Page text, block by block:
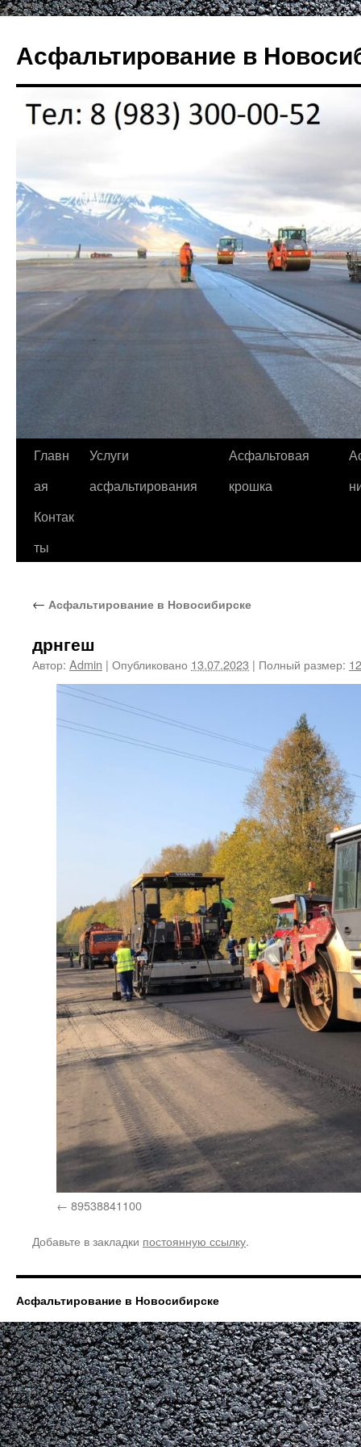
содержимому
Асфальтирование в
Главн
ая
Услуги
асфальтирования
Асфальтовая
крошка
Контак
ты
← Асфальтирование в Новосибирске
дрнгеш
Автор: Admin | Опубликовано 13.07.2023 | Полный размер:
89538841100
Добавьте в закладки постоянную ссылку.
Асфальтирование в Новосибирске